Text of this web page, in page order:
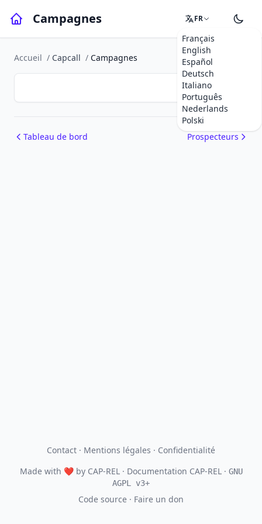
Campagnes FR
Français
English
Español
Deutsch
Italiano
Português
Nederlands
Polski
Accueil / Capcall / Campagnes
Tableau de bord Prospecteurs
Contact · Mentions légales · Confidentialité
Made with ❤by CAP-REL· Documentation CAP-REL · GNU
AGPL v3+
Code source · Faire un don